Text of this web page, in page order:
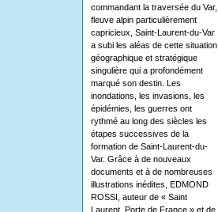
commandant la traversée du Var,
fleuve alpin particulièrement
capricieux, Saint-Laurent-du-Var
a subi les aléas de cette situation
géographique et stratégique
singulière qui a profondément
marqué son destin. Les
inondations, les invasions, les
épidémies, les guerres ont
rythmé au long des siècles les
étapes successives de la
formation de Saint-Laurent-du-
Var. Grâce à de nouveaux
documents et à de nombreuses
illustrations inédites, EDMOND
ROSSI, auteur de « Saint
Laurent, Porte de France » et de